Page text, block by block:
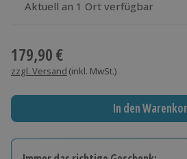
Aktuell an 1 Ort verfügbar
179,90 €
zzgl. Versand (inkl. MwSt.)
In den